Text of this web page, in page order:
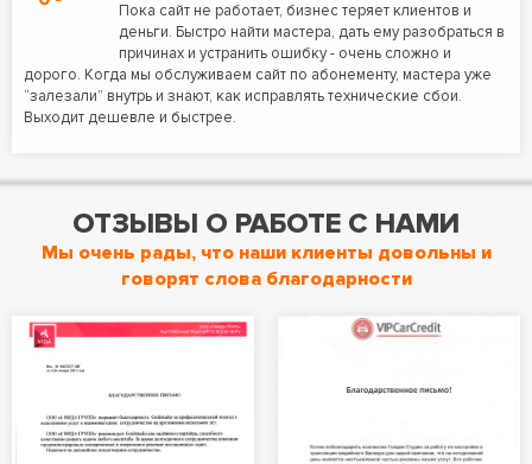
Пока сайт не работает, бизнес теряет клиентов и
деньги. Быстро найти мастера, дать ему разобраться в
причинах и устранить ошибку - очень сложно и
дорого. Когда мы обслуживаем сайт по абонементу, мастера уже
“залезали” внутрь и знают, как исправлять технические сбои.
Выходит дешевле и быстрее.
ОТЗЫВЫ О РАБОТЕ С НАМИ
Мы очень рады, что наши клиенты довольны и
говорят слова благодарности